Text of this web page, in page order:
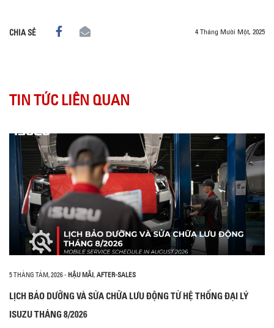
CHIA SẺ 4 Tháng Mười Một, 2025
TIN TỨC LIÊN QUAN
5 THÁNG TÁM, 2026- HẬU MÃI, AFTER-SALES
LỊCH BẢO DƯỠNG VÀ SỬA CHỮA LƯU ĐỘNG TỪ HỆ THỐNG ĐẠI LÝ
ISUZU THÁNG 8/2026